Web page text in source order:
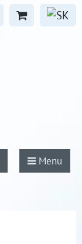
Menu